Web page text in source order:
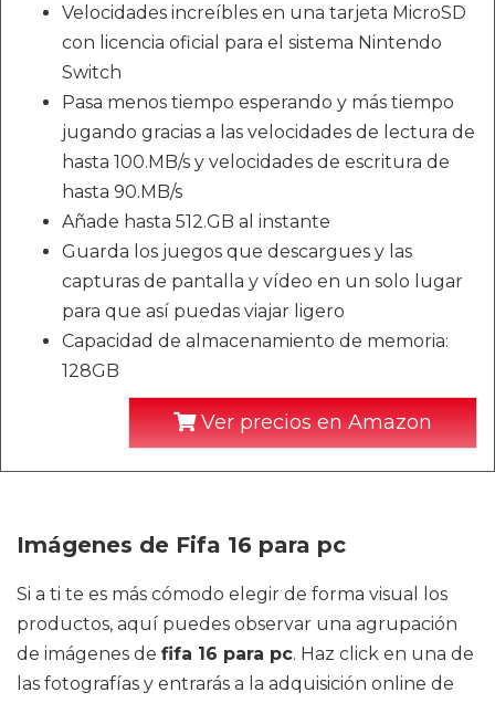
Velocidades increíbles en una tarjeta MicroSD
con licencia oficial para el sistema Nintendo
Switch
Pasa menos tiempo esperando y más tiempo
jugando gracias a las velocidades de lectura de
hasta 100.MB/s y velocidades de escritura de
hasta 90.MB/s
Añade hasta 512.GB al instante
Guarda los juegos que descargues y las
capturas de pantalla y vídeo en un solo lugar
para que así puedas viajar ligero
Capacidad de almacenamiento de memoria:
128GB
Ver precios en Amazon
Imágenes de Fifa 16 para pc
Si a ti te es más cómodo elegir de forma visual los
productos, aquí puedes observar una agrupación
de imágenes de fifa 16 para pc. Haz click en una de
las fotografías y entrarás a la adquisición online de